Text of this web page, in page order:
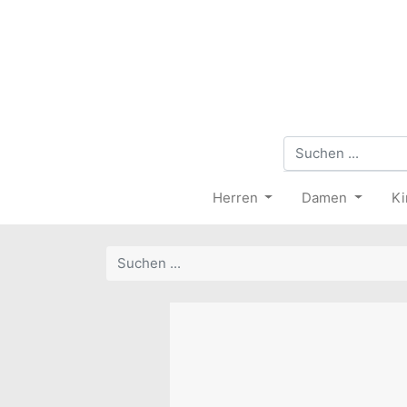
Herren Damen